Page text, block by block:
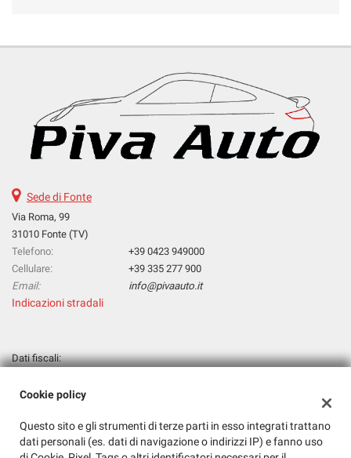
Sede di Fonte
Via Roma, 99
31010 Fonte (TV)
Telefono:
+39 0423 949000
Cellulare:
+39 335 277 900
Email:
info@pivaauto.it
Indicazioni stradali
Dati fiscali:
Via Roma, 99, Fonte (TV)
Registro delle imprese:TV
N°PVIFBA63C31A471M
Cookie policy
Questo sito e gli strumenti di terze parti in esso integrati trattano
dati personali (es. dati di navigazione o indirizzi IP) e fanno uso